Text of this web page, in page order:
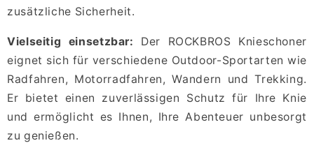
zusätzliche Sicherheit.
Vielseitig einsetzbar: Der ROCKBROS Knieschoner
eignet sich für verschiedene Outdoor-Sportarten wie
Radfahren, Motorradfahren, Wandern und Trekking.
Er bietet einen zuverlässigen Schutz für Ihre Knie
und ermöglicht es Ihnen, Ihre Abenteuer unbesorgt
zu genießen.